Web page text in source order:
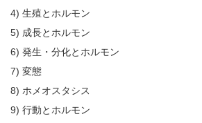
4) 生殖とホルモン
5) 成長とホルモン
6) 発生・分化とホルモン
7) 変態
8) ホメオスタシス
9) 行動とホルモン